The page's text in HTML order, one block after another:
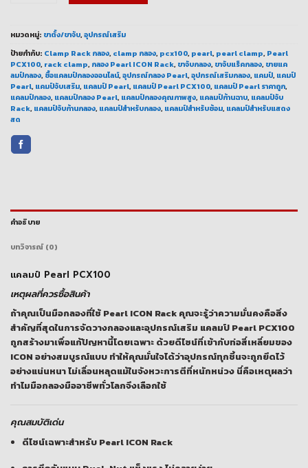
หมวดหมู่: ขาตั้ง/ขาจับ,อุปกรณ์เสริม
ป้ายกำกับ: Clamp Rack กลอง, clamp กลอง, pcx100, pearl, pearl clamp, Pearl
PCX100, rack clamp, กลอง Pearl ICON Rack, ขาจับกลอง, ขาจับแร็คกลอง, ขายแค
ลมป์กลอง, ซื้อแคลมป์กลองออนไลน์,อุปกรณ์กลอง Pearl,อุปกรณ์เสริมกลอง, แคมป์, แคมป์
Pearl, แคมป์จับเสริม, แคลมป์ Pearl, แคลมป์ Pearl PCX100, แคลมป์ Pearl ราคาถูก,
แคลมป์กลอง, แคลมป์กลอง Pearl, แคลมป์กลองคุณภาพสูง, แคลมป์ก้านฉาบ, แคลมป์จับ
Rack, แคลมป์จับก้านกลอง, แคลมป์สำหรับกลอง, แคลมป์สำหรับซ้อม, แคลมป์สำหรับแสดง
สด
คำอธิบาย
บทวิจารณ์ (0)
แคลมป์ Pearl PCX100
เหตุผลที่ควรซื้อสินค้า
ถ้าคุณเป็นมือกลองที่ใช้ Pearl ICON Rack คุณจะรู้ว่าความมั่นคงคือสิ่ง
สำคัญที่สุดในการจัดวางกลองและอุปกรณ์เสริม แคลมป์ Pearl PCX100
ถูกสร้างมาเพื่อแก้ปัญหานี้โดยเฉพาะ ด้วยดีไซน์ที่เข้ากับท่อสี่เหลี่ยมของ
ICON อย่างสมบูรณ์แบบ ทำให้คุณมั่นใจได้ว่าอุปกรณ์ทุกชิ้นจะถูกยึดไว้
อย่างแน่นหนา ไม่เลื่อนหลุดแม้ในจังหวะการตีที่หนักหน่วง นี่คือเหตุผลว่า
ทำไมมือกลองมืออาชีพทั่วโลกจึงเลือกใช้
คุณสมบัติเด่น
ดีไซน์เฉพาะสำหรับ Pearl ICON Rack